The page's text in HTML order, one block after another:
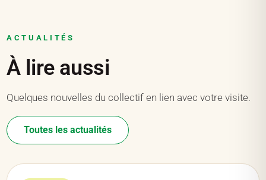
ACTUALITÉS
À lire aussi
Quelques nouvelles du collectif en lien avec votre visite.
Toutes les actualités